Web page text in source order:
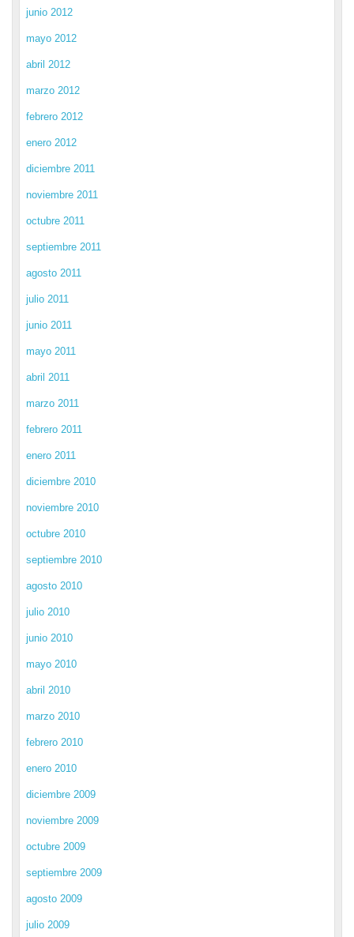
junio 2012
mayo 2012
abril 2012
marzo 2012
febrero 2012
enero 2012
diciembre 2011
noviembre 2011
octubre 2011
septiembre 2011
agosto 2011
julio 2011
junio 2011
mayo 2011
abril 2011
marzo 2011
febrero 2011
enero 2011
diciembre 2010
noviembre 2010
octubre 2010
septiembre 2010
agosto 2010
julio 2010
junio 2010
mayo 2010
abril 2010
marzo 2010
febrero 2010
enero 2010
diciembre 2009
noviembre 2009
octubre 2009
septiembre 2009
agosto 2009
julio 2009